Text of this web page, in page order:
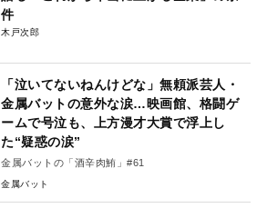
件
木戸次郎
「泣いてないねんけどな」無頼派芸人・
金属バットの意外な涙…映画館、格闘ゲ
ームで号泣も、上方漫才大賞で浮上し
た“疑惑の涙”
金属バットの「酒辛肉鮪」#61
金属バット